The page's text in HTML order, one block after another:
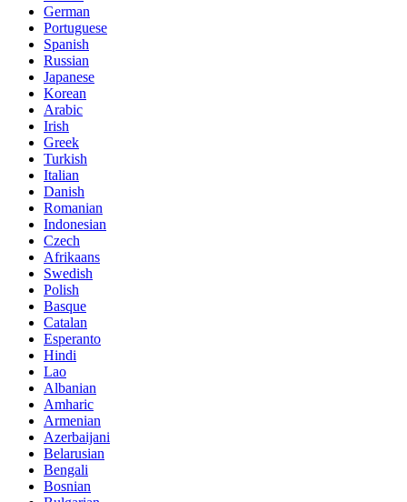
German
Portuguese
Spanish
Russian
Japanese
Korean
Arabic
Irish
Greek
Turkish
Italian
Danish
Romanian
Indonesian
Czech
Afrikaans
Swedish
Polish
Basque
Catalan
Esperanto
Hindi
Lao
Albanian
Amharic
Armenian
Azerbaijani
Belarusian
Bengali
Bosnian